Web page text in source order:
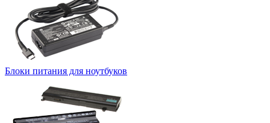
Блоки питания для ноутбуков